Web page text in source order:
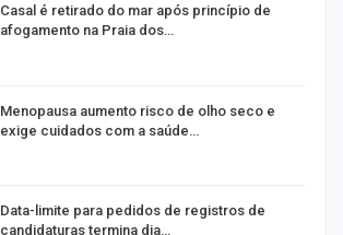
Casal é retirado do mar após princípio de
afogamento na Praia dos…
Menopausa aumento risco de olho seco e
exige cuidados com a saúde…
Data-limite para pedidos de registros de
candidaturas termina dia…